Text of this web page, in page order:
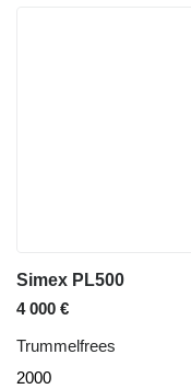
Simex PL500
4 000 €
Trummelfrees
2000